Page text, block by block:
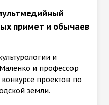
примет и обычаев
и
и профессор
проектов по
земли.